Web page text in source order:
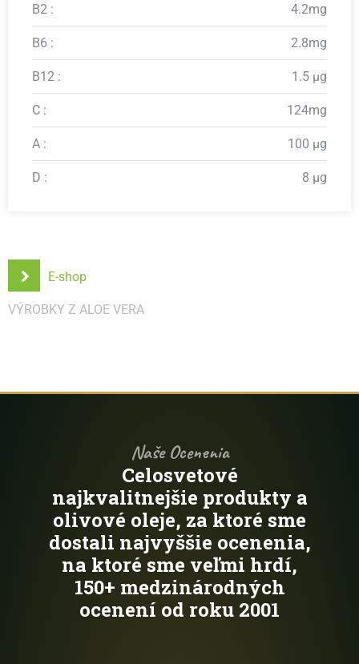
B2 : 4.2mg
B6 : 2.8mg
B12 : 1.5 μg
C : 124mg
A : 100 μg
D : 8 μg
E-shop
VÝROBKY Z ALOE VERA
Naše Ocenenia
Celosvetové
najkvalitnejšie produkty a
olivové oleje, za ktoré sme
dostali najvyššie ocenenia,
na ktoré sme veľmi hrdí,
150+ medzinárodných
ocenení od roku 2001